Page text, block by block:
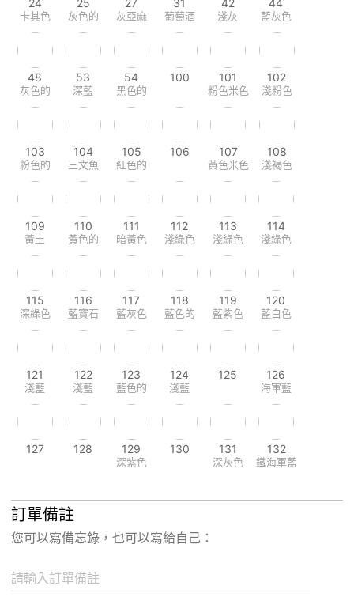
卡其色 灰色的 灰亞麻 葡萄酒 淺灰 藍灰色
48
灰色的
53
深藍
54
黑色的
100 101
粉色米色
102
淺粉色
103
粉色的
104
三文魚
105
紅色的
106 107
黃色米色
108
淺褐色
109
黃土
110
黃色的
111
暗黃色
112
淺綠色
113
淺綠色
114
淺綠色
115
深綠色
116
藍寶石
117
藍灰色
118
藍色的
119
藍紫色
120
藍白色
121
淺藍
122
淺藍
123
藍色的
124
淺藍
125 126
海軍藍
127 128 129
深紫色
130 131
深灰色
132
鐵海軍藍
訂單備註
您可以寫備忘錄，也可以寫給自己：
請輸入訂單備註